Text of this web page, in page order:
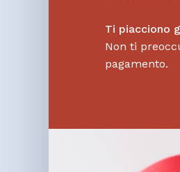
Ti piacciono
Non ti
pagamento.